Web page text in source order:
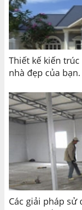
Thiết kế kiến
nhà đẹp của bạn.
Các giải pháp sử